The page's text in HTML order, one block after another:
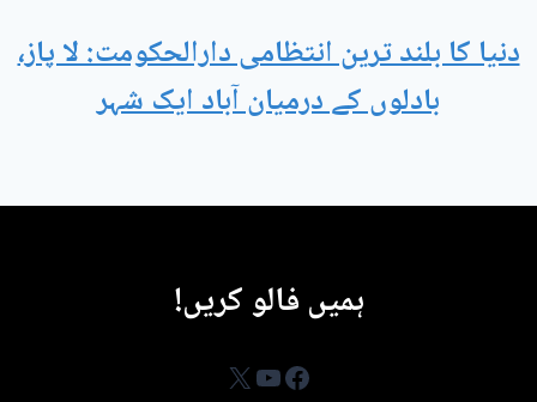
دنیا کا بلند ترین انتظامی دارالحکومت: لا پاز،
بادلوں کے درمیان آباد ایک شہر
ہمیں فالو کریں!
Facebook
YouTube
X